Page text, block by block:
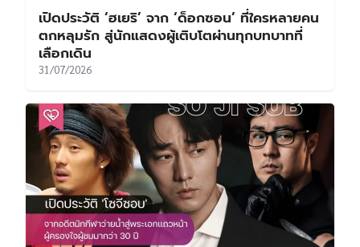
เปิดประวัติ ‘ฮเยริ’ จาก ‘ด็อกซอน’ ที่ใครหลายคน
ตกหลุมรัก สู่นักแสดงผู้เติบโตผ่านทุกบทบาทที่
เลือกเดิน
31/07/2026